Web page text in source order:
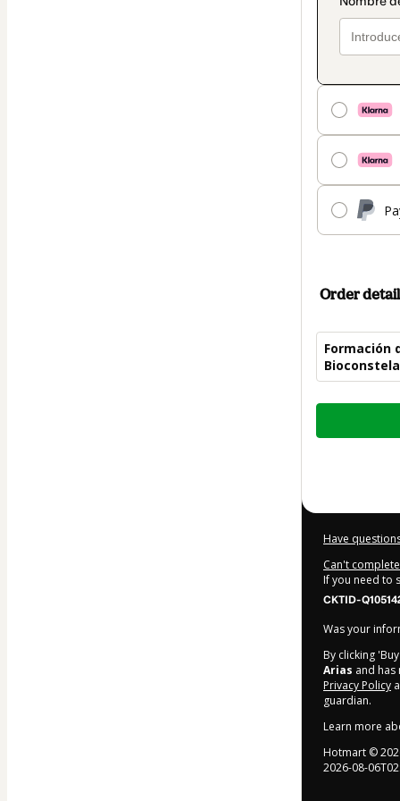
Order
Formación
Total
Have
Can't
If you need to
CKTID-
Was your
By clicking
Arias and
Privacy Policy
guardian.
Learn more
Hotmart ©
2026-08-